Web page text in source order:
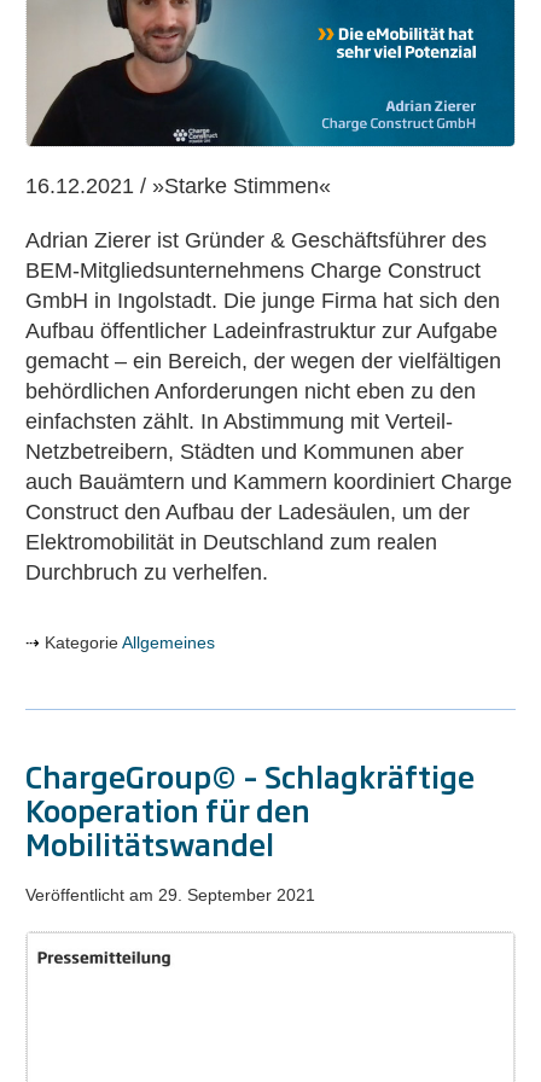
mit
Adrian
Zierer
von
Charge
16.12.2021 / »Starke Stimmen«
Adrian Zierer ist Gründer & Geschäftsführer des
BEM-Mitgliedsunternehmens Charge Construct
GmbH in Ingolstadt. Die junge Firma hat sich den
Aufbau öffentlicher Ladeinfrastruktur zur Aufgabe
gemacht – ein Bereich, der wegen der vielfältigen
behördlichen Anforderungen nicht eben zu den
einfachsten zählt. In Abstimmung mit Verteil-
Netzbetreibern, Städten und Kommunen aber
auch Bauämtern und Kammern koordiniert Charge
Construct den Aufbau der Ladesäulen, um der
Elektromobilität in Deutschland zum realen
Durchbruch zu verhelfen.
KategorieAllgemeines
ChargeGroup© – Schlagkräftige
Kooperation für den
Mobilitätswandel
Veröffentlicht am 29. September 2021
ChargeGroup©
–
Schlagkräftige
Kooperation
für